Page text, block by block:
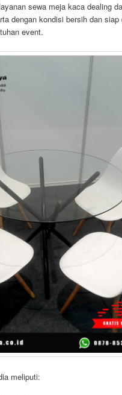
sewa meja kaca dealing
dengan kondisi bersih dan siap
event.
meliputi: